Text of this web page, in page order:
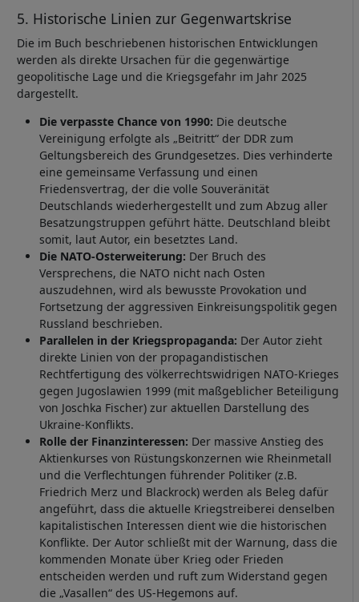
5. Historische Linien zur Gegenwartskrise
Die im Buch beschriebenen historischen Entwicklungen
werden als direkte Ursachen für die gegenwärtige
geopolitische Lage und die Kriegsgefahr im Jahr 2025
dargestellt.
Die verpasste Chance von 1990: Die deutsche
Vereinigung erfolgte als „Beitritt“ der DDR zum
Geltungsbereich des Grundgesetzes. Dies verhinderte
eine gemeinsame Verfassung und einen
Friedensvertrag, der die volle Souveränität
Deutschlands wiederhergestellt und zum Abzug aller
Besatzungstruppen geführt hätte. Deutschland bleibt
somit, laut Autor, ein besetztes Land.
Die NATO-Osterweiterung: Der Bruch des
Versprechens, die NATO nicht nach Osten
auszudehnen, wird als bewusste Provokation und
Fortsetzung der aggressiven Einkreisungspolitik gegen
Russland beschrieben.
Parallelen in der Kriegspropaganda: Der Autor zieht
direkte Linien von der propagandistischen
Rechtfertigung des völkerrechtswidrigen NATO-Krieges
gegen Jugoslawien 1999 (mit maßgeblicher Beteiligung
von Joschka Fischer) zur aktuellen Darstellung des
Ukraine-Konflikts.
Rolle der Finanzinteressen: Der massive Anstieg des
Aktienkurses von Rüstungskonzernen wie Rheinmetall
und die Verflechtungen führender Politiker (z.B.
Friedrich Merz und Blackrock) werden als Beleg dafür
angeführt, dass die aktuelle Kriegstreiberei denselben
kapitalistischen Interessen dient wie die historischen
Konflikte. Der Autor schließt mit der Warnung, dass die
kommenden Monate über Krieg oder Frieden
entscheiden werden und ruft zum Widerstand gegen
die „Vasallen“ des US-Hegemons auf.